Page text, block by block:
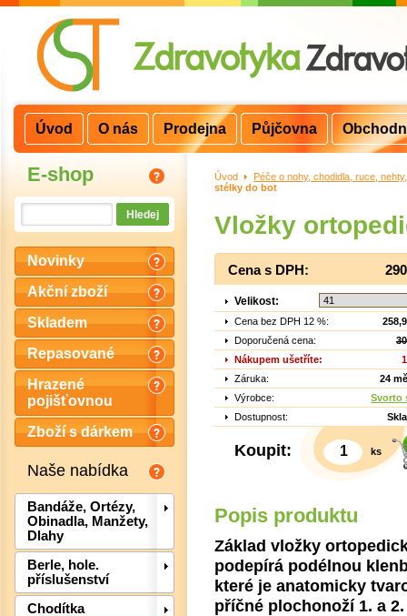
E-shop
Novinky
Akční zboží
Skladem
Repasované
Hrazené
pojišťovnou
Zboží s dárkem
Naše nabídka
Bandáže, Ortézy,
Obinadla, Manžety,
Dlahy
Berle, hole.
příslušenství
Chodítka
Úvod >
Péče o nohy, chodidla, ruce,
stélky do bot
Vložky
Cena s DPH:
Velikost:
Cena bez DPH 12 %:
Doporučená cena:
Nákupem ušetříte:
Záruka:
24
Výrobce:
Svorto
Dostupnost:
Koupit: ks
Popis produktu
Základ vložky
podepírá podélnou
které je anatomicky
příčné plochonoží 1. a
Úvod O nás Prodejna Půjčovna